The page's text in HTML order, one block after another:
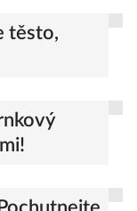
těsto,